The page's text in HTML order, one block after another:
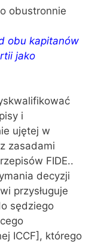
obustronnie
obu kapitanów
jako
i
ujętej w
zasadami
FIDE..
decyzji
przysługuje
sędziego
ICCF], którego